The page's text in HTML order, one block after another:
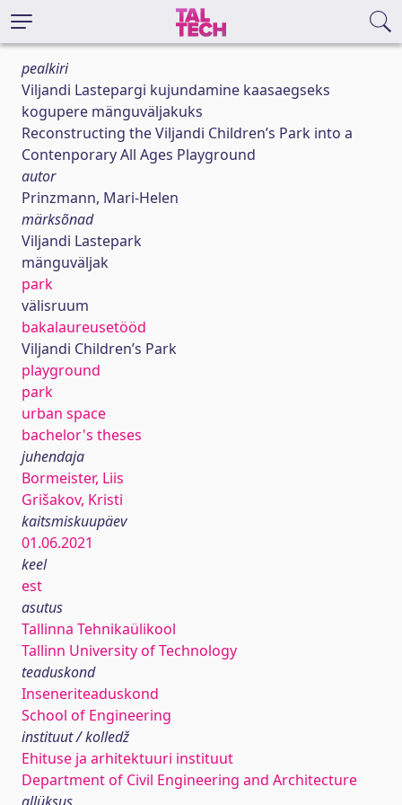
pealkiri
Viljandi Lastepargi kujundamine kaasaegseks
kogupere mänguväljakuks
Reconstructing the Viljandi Children’s Park into a
Contenporary All Ages Playground
autor
Prinzmann, Mari-Helen
märksõnad
Viljandi Lastepark
mänguväljak
park
välisruum
bakalaureusetööd
Viljandi Children’s Park
playground
park
urban space
bachelor's theses
juhendaja
Bormeister, Liis
Grišakov, Kristi
kaitsmiskuupäev
01.06.2021
keel
est
asutus
Tallinna Tehnikaülikool
Tallinn University of Technology
teaduskond
Inseneriteaduskond
School of Engineering
instituut / kolledž
Ehituse ja arhitektuuri instituut
Department of Civil Engineering and Architecture